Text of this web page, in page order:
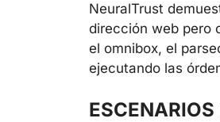
NeuralTrust
dirección web pero
el omnibox, el
ejecutando las